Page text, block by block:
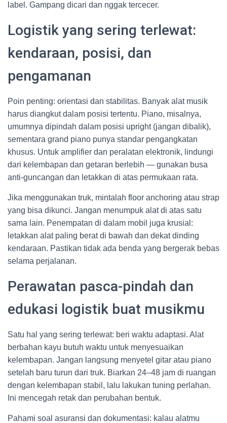
label. Gampang dicari dan nggak tercecer.
Logistik yang sering terlewat:
kendaraan, posisi, dan
pengamanan
Poin penting: orientasi dan stabilitas. Banyak alat musik
harus diangkut dalam posisi tertentu. Piano, misalnya,
umumnya dipindah dalam posisi upright (jangan dibalik),
sementara grand piano punya standar pengangkatan
khusus. Untuk amplifier dan peralatan elektronik, lindungi
dari kelembapan dan getaran berlebih — gunakan busa
anti-guncangan dan letakkan di atas permukaan rata.
Jika menggunakan truk, mintalah floor anchoring atau strap
yang bisa dikunci. Jangan menumpuk alat di atas satu
sama lain. Penempatan di dalam mobil juga krusial:
letakkan alat paling berat di bawah dan dekat dinding
kendaraan. Pastikan tidak ada benda yang bergerak bebas
selama perjalanan.
Perawatan pasca-pindah dan
edukasi logistik buat musikmu
Satu hal yang sering terlewat: beri waktu adaptasi. Alat
berbahan kayu butuh waktu untuk menyesuaikan
kelembapan. Jangan langsung menyetel gitar atau piano
setelah baru turun dari truk. Biarkan 24–48 jam di ruangan
dengan kelembapan stabil, lalu lakukan tuning perlahan.
Ini mencegah retak dan perubahan bentuk.
Pahami soal asuransi dan dokumentasi: kalau alatmu